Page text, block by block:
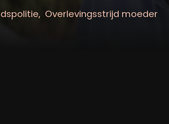
Overlevingsstrijd moeder